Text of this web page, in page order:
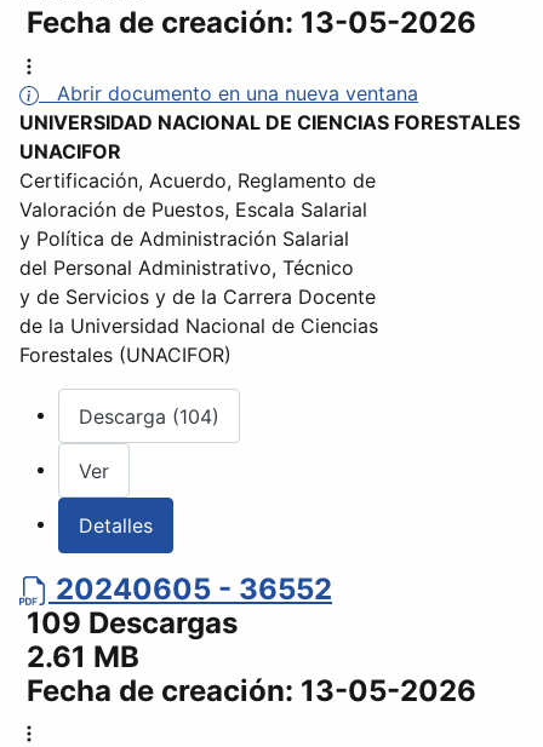
Fecha de creación: 13-05-2026
Abrir documento en una nueva ventana
UNIVERSIDAD NACIONAL DE CIENCIAS FORESTALES
UNACIFOR
Certificación, Acuerdo, Reglamento de
Valoración de Puestos, Escala Salarial
y Política de Administración Salarial
del Personal Administrativo, Técnico
y de Servicios y de la Carrera Docente
de la Universidad Nacional de Ciencias
Forestales (UNACIFOR)
Descarga (104)
Ver
Detalles
20240605 - 36552
109 Descargas
2.61 MB
Fecha de creación: 13-05-2026